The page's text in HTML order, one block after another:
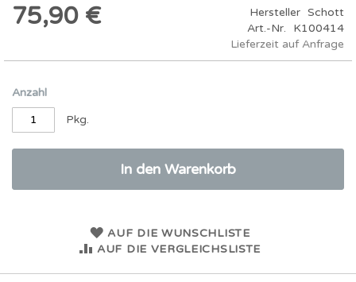
75,90 €
Hersteller Schott
Art.-Nr.
K100414
Lieferzeit auf Anfrage
Anzahl
Pkg.
In den Warenkorb
AUF DIE WUNSCHLISTE
AUF DIE VERGLEICHSLISTE